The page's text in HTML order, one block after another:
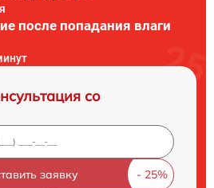
после попадания влаги
со
заявку